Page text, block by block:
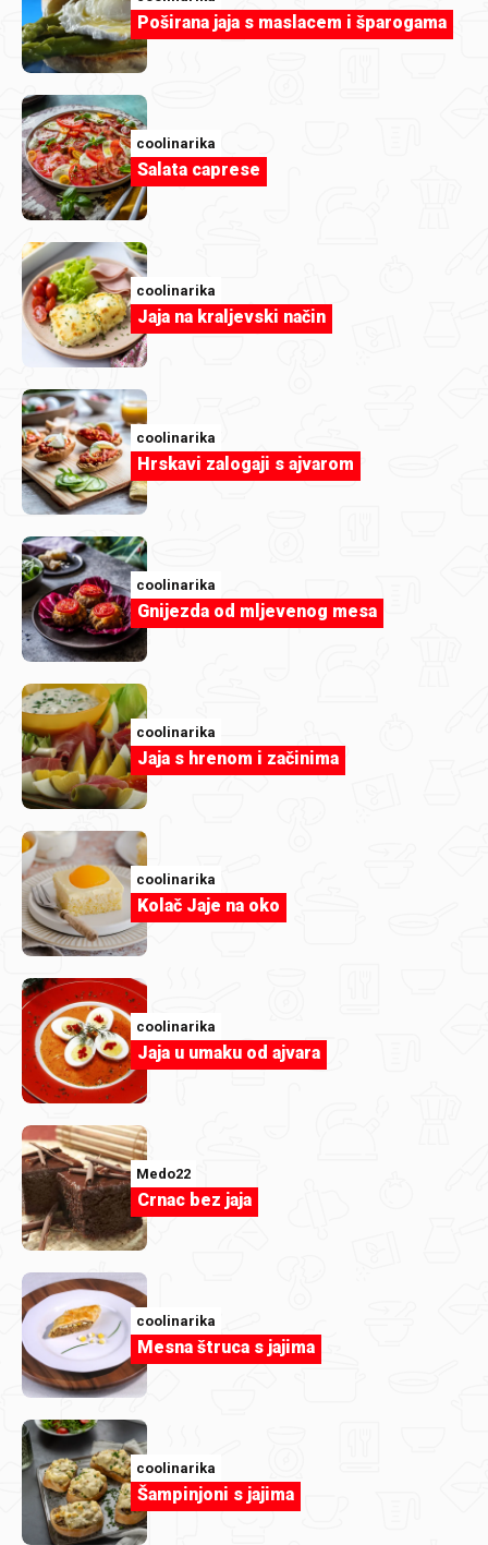
Poširana jaja s maslacem i šparogama
coolinarika
Salata caprese
coolinarika
Jaja na kraljevski način
coolinarika
Hrskavi zalogaji s ajvarom
coolinarika
Gnijezda od mljevenog mesa
coolinarika
Jaja s hrenom i začinima
coolinarika
Kolač Jaje na oko
coolinarika
Jaja u umaku od ajvara
Medo22
Crnac bez jaja
coolinarika
Mesna štruca s jajima
coolinarika
Šampinjoni s jajima